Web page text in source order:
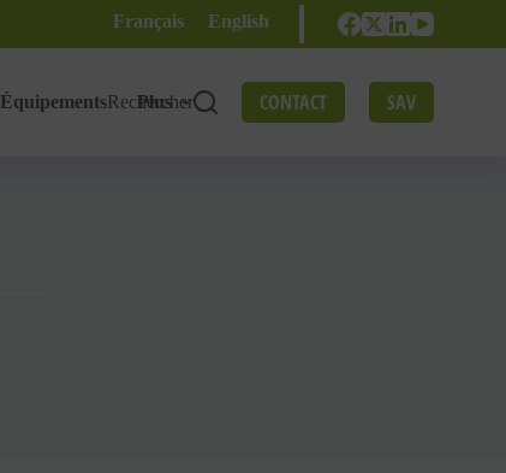
Français English
Équipements Plus
Rechercher CONTACT SAV